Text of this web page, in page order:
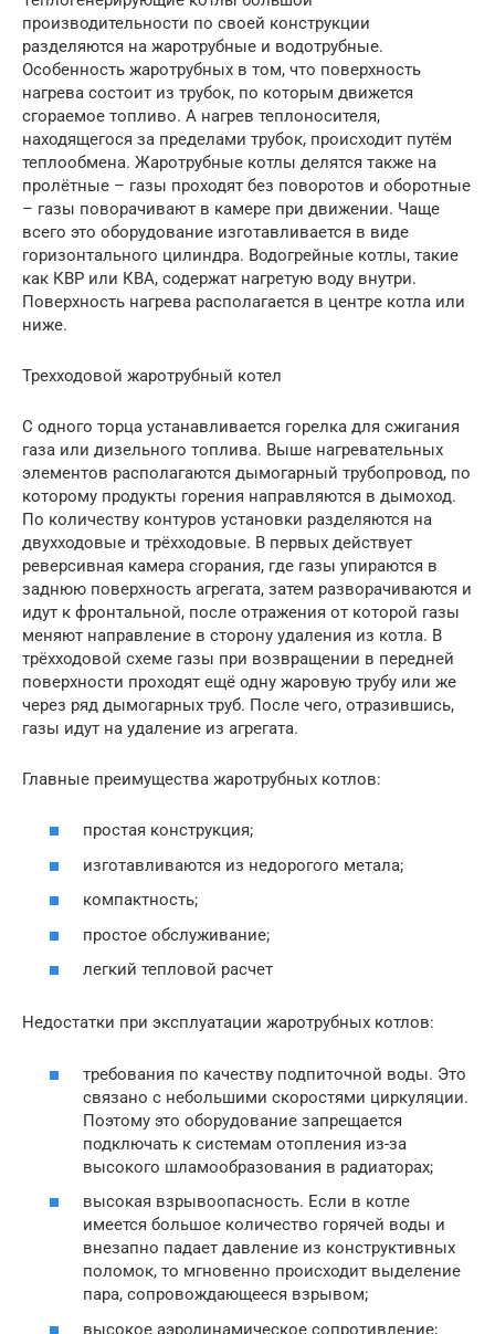
производительности по своей конструкции
разделяются на жаротрубные и водотрубные.
Особенность жаротрубных в том, что поверхность
нагрева состоит из трубок, по которым движется
сгораемое топливо. А нагрев теплоносителя,
находящегося за пределами трубок, происходит путём
теплообмена. Жаротрубные котлы делятся также на
пролётные – газы проходят без поворотов и оборотные
– газы поворачивают в камере при движении. Чаще
всего это оборудование изготавливается в виде
горизонтального цилиндра. Водогрейные котлы, такие
как КВР или КВА, содержат нагретую воду внутри.
Поверхность нагрева располагается в центре котла или
ниже.
Трехходовой жаротрубный котел
С одного торца устанавливается горелка для сжигания
газа или дизельного топлива. Выше нагревательных
элементов располагаются дымогарный трубопровод, по
которому продукты горения направляются в дымоход.
По количеству контуров установки разделяются на
двухходовые и трёхходовые. В первых действует
реверсивная камера сгорания, где газы упираются в
заднюю поверхность агрегата, затем разворачиваются и
идут к фронтальной, после отражения от которой газы
меняют направление в сторону удаления из котла. В
трёхходовой схеме газы при возвращении в передней
поверхности проходят ещё одну жаровую трубу или же
через ряд дымогарных труб. После чего, отразившись,
газы идут на удаление из агрегата.
Главные преимущества жаротрубных котлов:
простая конструкция;
изготавливаются из недорогого метала;
компактность;
простое обслуживание;
легкий тепловой расчет
Недостатки при эксплуатации жаротрубных котлов:
требования по качеству подпиточной воды. Это
связано с небольшими скоростями циркуляции.
Поэтому это оборудование запрещается
подключать к системам отопления из-за
высокого шламообразования в радиаторах;
высокая взрывоопасность. Если в котле
имеется большое количество горячей воды и
внезапно падает давление из конструктивных
поломок, то мгновенно происходит выделение
пара, сопровождающееся взрывом;
высокое аэродинамическое сопротивление;